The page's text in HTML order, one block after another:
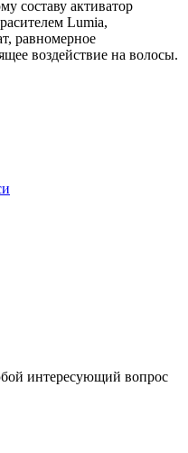
составу активатор
Lumia,
равномерное
воздействие на волосы.
интересующий вопрос